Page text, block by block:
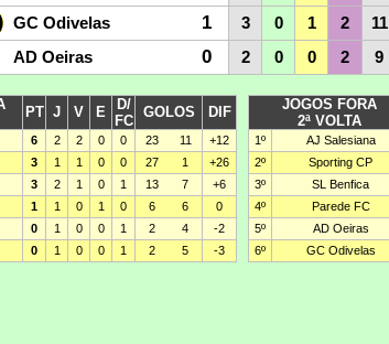
GC Odivelas 1 3 0 1 2 11
AD Oeiras 0 2 0 0 2 9
PT J V E
D/
FC
GOLOS DIF
JOGOS FORA
2ª VOLTA
6 2 2 0 0 23 11 +12 1º AJ Salesiana
3
1 1 0 0 27 1 +26 2º Sporting CP
3
2 1 0 1 13 7 +6 3º SL Benfica
1
1 0 1 0 6 6 0 4º Parede FC
0
1 0 0 1 2 4 -2 5º AD Oeiras
0
1 0 0 1 2 5 -3 6º GC Odivelas